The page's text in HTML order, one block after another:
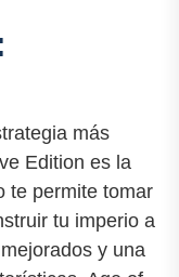
más
Edition es la
te permite tomar
tu imperio a
y una